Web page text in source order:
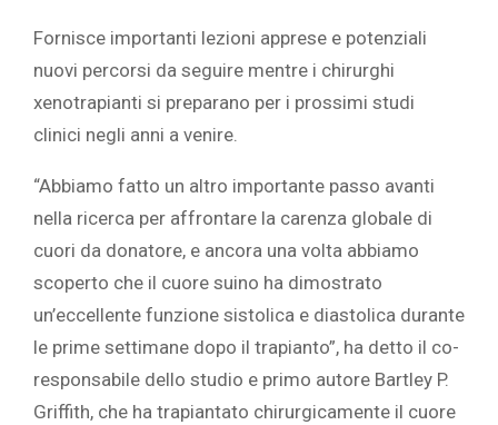
Fornisce importanti lezioni apprese e potenziali
nuovi percorsi da seguire mentre i chirurghi
xenotrapianti si preparano per i prossimi studi
clinici negli anni a venire.
“Abbiamo fatto un altro importante passo avanti
nella ricerca per affrontare la carenza globale di
cuori da donatore, e ancora una volta abbiamo
scoperto che il cuore suino ha dimostrato
un’eccellente funzione sistolica e diastolica durante
le prime settimane dopo il trapianto”, ha detto il co-
responsabile dello studio e primo autore Bartley P.
Griffith, che ha trapiantato chirurgicamente il cuore